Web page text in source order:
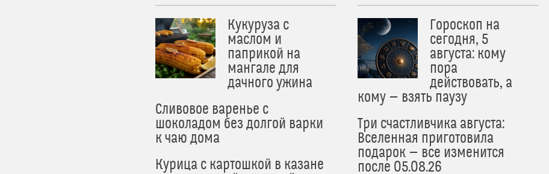
Кукуруза с
маслом и
паприкой на
мангале для
дачного ужина
Сливовое варенье с
шоколадом без долгой варки
к чаю дома
Курица с картошкой в казане
Гороскоп на
сегодня, 5
августа: кому
пора
действовать, а
кому — взять паузу
Три счастливчика августа:
Вселенная приготовила
подарок — все изменится
после 05.08.26